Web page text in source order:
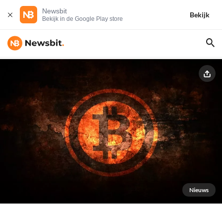
Newsbit
Bekijk in de Google Play store
Bekijk
Nieuws